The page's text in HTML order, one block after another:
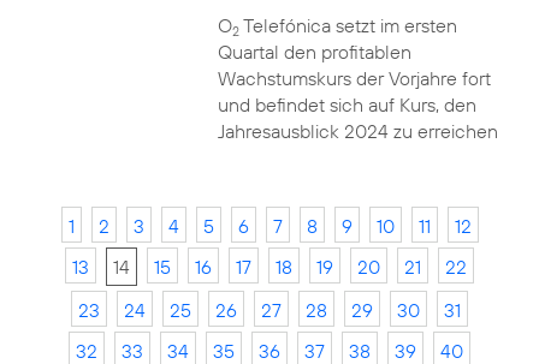
O2Telefónica setzt im ersten
Quartal den profitablen
Wachstumskurs der Vorjahre fort
und befindet sich auf Kurs, den
Jahresausblick 2024 zu erreichen
1 2 3 4 5 6 7 8 9 10 11
12
13
14 15 16 17 18 19 20 21
22
23
24 25 26 27 28 29 30
31
32
33 34 35 36 37 38 39
40